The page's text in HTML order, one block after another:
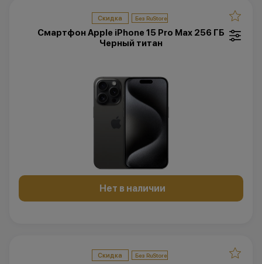
Скидка
Смартфон Apple iPhone 15 Pro Max 256 ГБ
Черный титан
Нет в наличии
Скидка